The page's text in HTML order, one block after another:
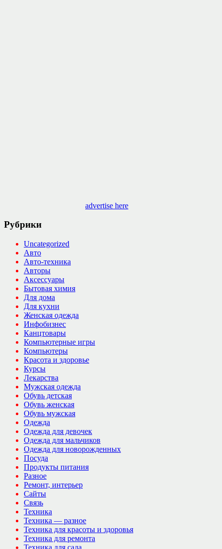
advertise here
Рубрики
Uncategorized
Авто
Авто-техника
Авторы
Аксессуары
Бытовая химия
Для дома
Для кухни
Женская одежда
Инфобизнес
Канцтовары
Компьютерные игры
Компьютеры
Красота и здоровье
Курсы
Лекарства
Мужская одежда
Обувь детская
Обувь женская
Обувь мужская
Одежда
Одежда для девочек
Одежда для мальчиков
Одежда для новорожденных
Посуда
Продукты питания
Разное
Ремонт, интерьер
Сайты
Связь
Техника
Техника — разное
Техника для красоты и здоровья
Техника для ремонта
Техника для сада